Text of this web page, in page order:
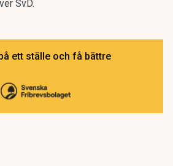
SvD.
ett ställe och få bättre